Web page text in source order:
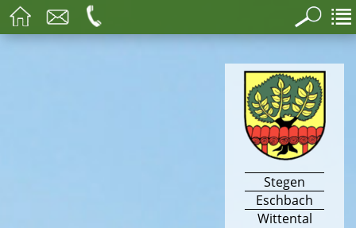
Stegen
Eschbach
Wittental